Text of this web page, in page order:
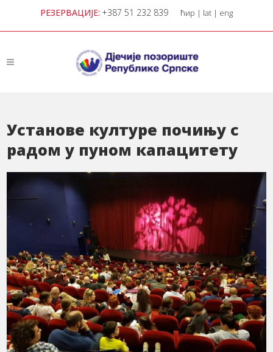
РЕЗЕРВАЦИЈЕ: +387 51 232 839 ћир | lat | eng
Установе културе почињу с
радом у пуном капацитету